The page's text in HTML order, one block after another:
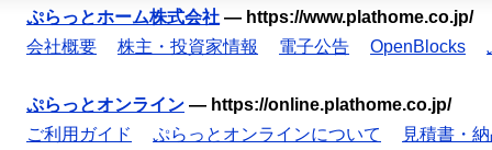
ぷらっとホーム株式会社 — https://www.plathome.co.jp/
会社概要
株主・投資家情報 電子公告 OpenBlocks
ぷらっとオンライン — https://online.plathome.co.jp/
ご利用ガイド
ぷらっとオンラインについて
見積書・